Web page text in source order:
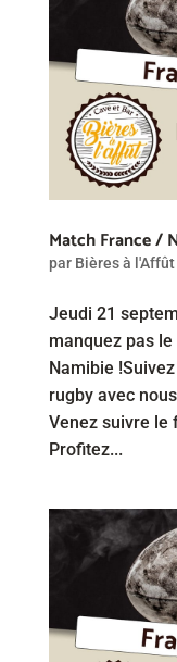
Match France /
par Bières à l'Affût
Jeudi 21
manquez pas
Namibie
rugby avec
Venez suivre le
Profitez...